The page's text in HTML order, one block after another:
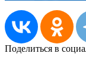
Поделиться в